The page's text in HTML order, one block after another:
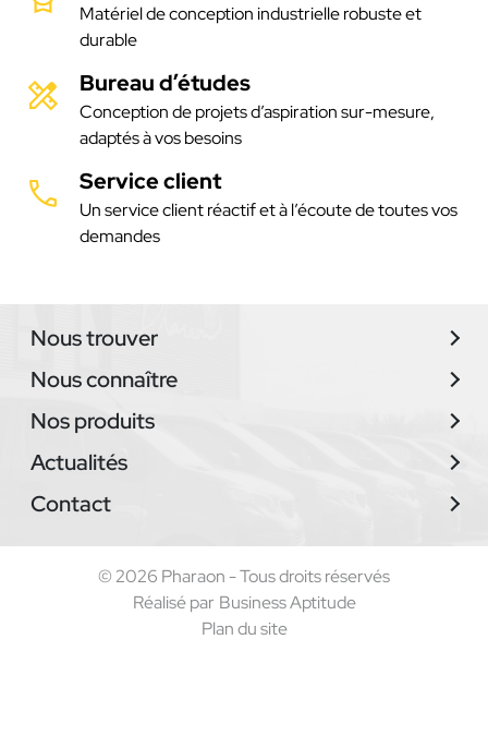
Matériel de conception industrielle robuste et
durable
Bureau d’études
Conception de projets d’aspiration sur-mesure,
adaptés à vos besoins
Service client
Un service client réactif et à l’écoute de toutes vos
demandes
Nous trouver
Nous connaître
Nos produits
Actualités
Contact
© 2026 Pharaon - Tous droits réservés
Réalisé par Business Aptitude
Plan du site